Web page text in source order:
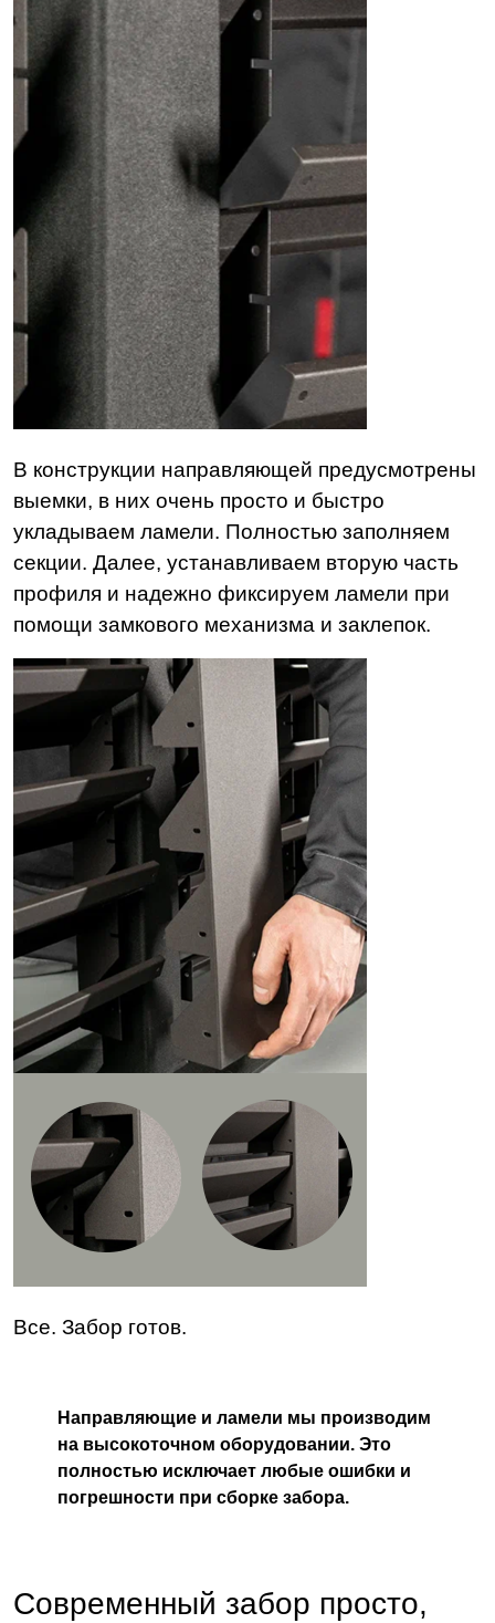
В конструкции направляющей предусмотрены
выемки, в них очень просто и быстро
укладываем ламели. Полностью заполняем
секции. Далее, устанавливаем вторую часть
профиля и надежно фиксируем ламели при
помощи замкового механизма и заклепок.
Все. Забор готов.
Направляющие и ламели мы производим
на высокоточном оборудовании. Это
полностью исключает любые ошибки и
погрешности при сборке забора.
Современный забор просто,